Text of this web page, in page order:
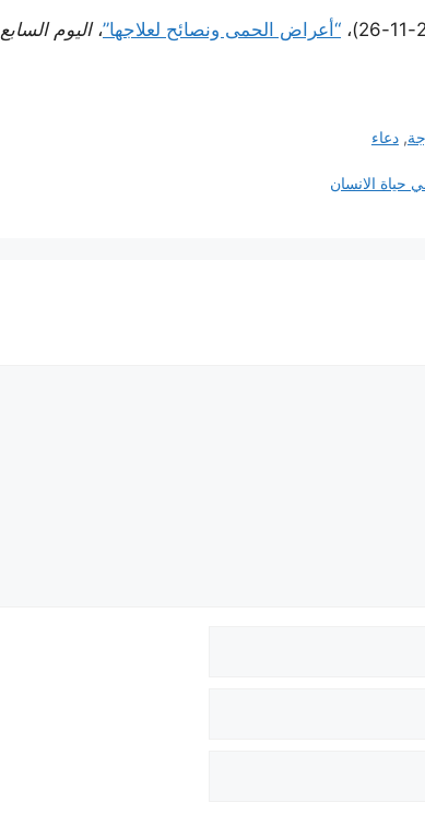
“أعراض الحمى ونصائح لعلاجها”،اليوم السابع
,دعاء
حياة الانسان